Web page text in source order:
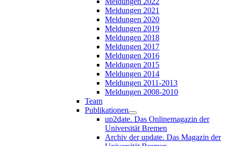
Meldungen 2021
Meldungen 2020
Meldungen 2019
Meldungen 2018
Meldungen 2017
Meldungen 2016
Meldungen 2015
Meldungen 2014
Meldungen 2011-2013
Meldungen 2008-2010
Team
Publikationen
up2date. Das Onlinemagazin der
Universität Bremen
Archiv der update. Das Magazin der